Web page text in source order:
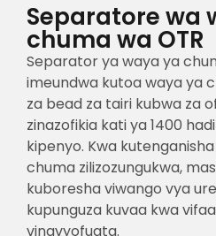
Separatore wa
chuma wa OTR
Separator ya waya ya
imeundwa kutoa waya ya
za bead za tairi kubwa za
zinazofikia kati ya 1400
kipenyo. Kwa
chuma zilizozungukwa,
kuboresha viwango vya
kupunguza kuvaa kwa
vinavyofuata.